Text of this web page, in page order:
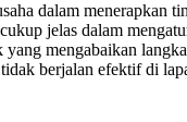
dalam menerapkan
jelas dalam
mengabaikan
berjalan efektif di